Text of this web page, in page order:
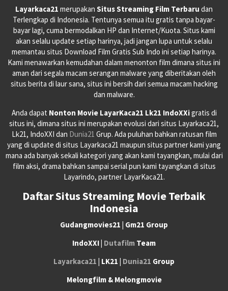
Layarkaca21 merupakan Situs Streaming Film Terbaru dan
Terlengkap di Indonesia. Tentunya semua itu gratis tanpa bayar-
bayar lagi, cuma bermodalkan HP dan Internet/Kuota. Situs kami
akan selalu update setiap harinya, jadi jangan lupa untuk selalu
memantau situs Download Film Gratis Sub Indo ini setiap harinya.
Kami menawarkan kemudahan dalam menonton film dimana situs ini
aman dari segala macam serangan malware yang diberitakan oleh
situs berita di laur sana, situs ini bersih dari semua macam hacking
dan malware.
Anda dapat Nonton Movie LayarKaca21 Lk21 IndoXXigratis di
situs ini, dimana situs ini merupakan evolusi dari situs Layarkaca21,
Lk21, IndoXXI dan Dunia21 Grup. Ada puluhan bahkan ratusan film
yang di update di situs Layarkaca21 maupun situs partner kami yang
mana ada banyak sekali kategori yang akan kami tayangkan, mulai dari
film aksi, drama bahkan sampai serial pun kami tayangkan di situs
Layarindo, partner LayarKaca21.
Daftar Situs Streaming Movie Terbaik
Indonesia
Gudangmovies21 | Gm21 Group
IndoXXI | Dutafilm Team
Layarkaca21 | LK21 | Dunia21 Group
Melongfilm & Melongmovie